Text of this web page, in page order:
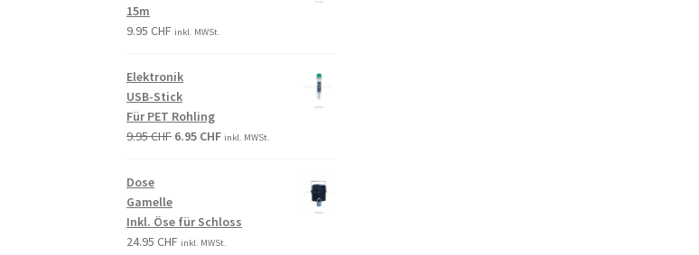
15m
9.95CHF inkl. MWSt.
Elektronik
USB-Stick
Für PET Rohling
9.95CHF 6.95 CHF inkl. MWSt.
Dose
Gamelle
Inkl. Öse für Schloss
24.95CHF inkl. MWSt.